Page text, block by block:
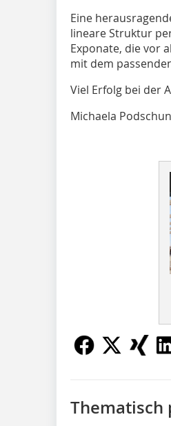
Eine
lineare Struktur
Exponate, die vor
mit dem
Viel Erfolg bei der
Michaela Podschun
Thematisch